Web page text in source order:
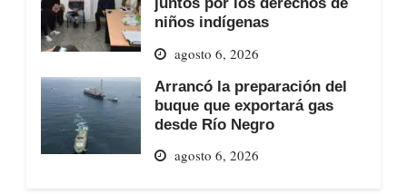
niños indígenas
agosto 6, 2026
Arrancó la preparación del
buque que exportará gas
desde Río Negro
agosto 6, 2026